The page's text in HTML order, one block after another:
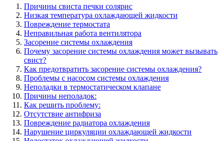
Причины свиста печки солярис
Низкая температура охлаждающей жидкости
Повреждение термостата
Неправильная работа вентилятора
Засорение системы охлаждения
Почему засорение системы охлаждения может вызывать
свист?
Как предотвратить засорение системы охлаждения?
Проблемы с насосом системы охлаждения
Неполадки в термостатическом клапане
Причины неполадок:
Как решить проблему:
Отсутствие антифриза
Повреждение радиатора охлаждения
Нарушение циркуляции охлаждающей жидкости